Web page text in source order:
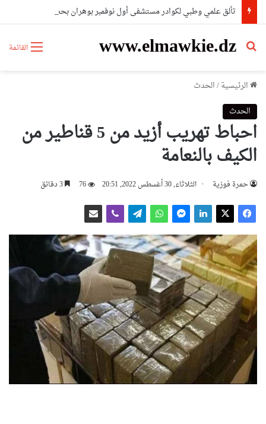
القائمة www.elmawkie.dz
بحث عن
الرئيسية/الحدث
الحدث
احباط تهريب أزيد من 5 قناطير من
الكيف بالنعامة
حمرة فوزية الثلاثاء, 30 أغسطس 2022, 20:51 76